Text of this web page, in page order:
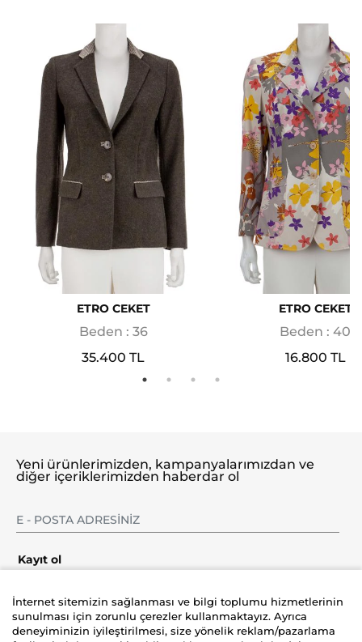
ETRO CEKET
Beden : 36
35.400 TL
ETRO CEKET
Beden : 40
16.800 TL
Yeni ürünlerimizden, kampanyalarımızdan ve
diğer içeriklerimizden haberdar ol
Kayıt ol
İnternet sitemizin sağlanması ve bilgi toplumu hizmetlerinin
sunulması için zorunlu çerezler kullanmaktayız. Ayrıca
deneyiminizin iyileştirilmesi, size yönelik reklam/pazarlama